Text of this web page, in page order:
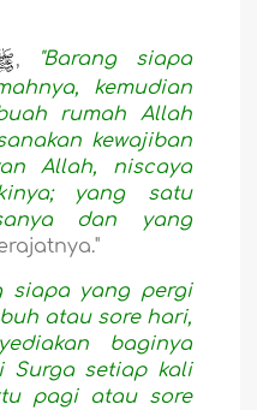
,
"Barang siapa
kemudian
rumah Allah
kewajiban
Allah, niscaya
yang satu
dan yang
siapa yang pergi
atau sore hari,
baginya
Surga setiap kali
pagi atau sore